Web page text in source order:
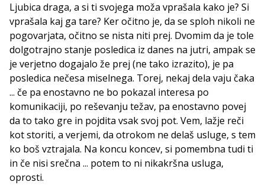
Ljubica draga, a si ti svojega moža vprašala kako je? Si
vprašala kaj ga tare? Ker očitno je, da se sploh nikoli ne
pogovarjata, očitno se nista niti prej. Dvomim da je tole
dolgotrajno stanje posledica iz danes na jutri, ampak se
je verjetno dogajalo že prej (ne tako izrazito), je pa
posledica nečesa miselnega. Torej, nekaj dela vaju čaka
... če pa enostavno ne bo pokazal interesa po
komunikaciji, po reševanju težav, pa enostavno povej
da to tako gre in pojdita vsak svoj pot. Vem, lažje reči
kot storiti, a verjemi, da otrokom ne delaš usluge, s tem
ko boš vztrajala. Na koncu koncev, si pomembna tudi ti
in če nisi srečna ... potem to ni nikakršna usluga,
oprosti.